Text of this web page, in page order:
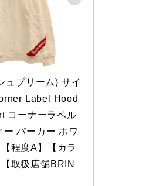
ュプリーム) サイ
Label Hood
コーナーラベル
ー パーカー ホワ
程度A】【カラ
取扱店舗BRIN